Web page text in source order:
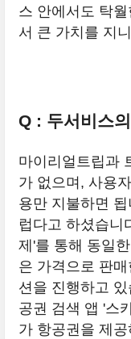
스 안에서도 탁
서 큰 가치를 지
Q : 두서비스
마이리얼트립과
가 없으며, 사용
용만 지불하면
럽다고 하셨습니
제'를 통해 동일
은 가격으로 판
션을 진행하고
공권 검색 앱 '스
가 항공권을 제